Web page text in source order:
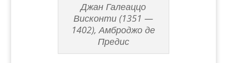
Джан Галеаццо
Висконти (1351 —
1402), Амброджо де
Предис